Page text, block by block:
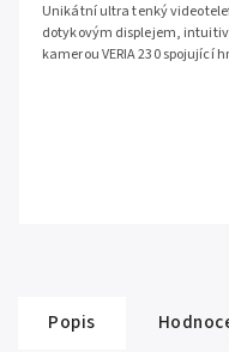
Unikátní ultra tenký
dotykovým displejem,
kamerou VERIA 230 spojující
Popis